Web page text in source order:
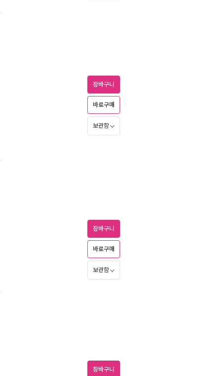
장바구니
바로구매
보관함
장바구니
바로구매
보관함
장바구니